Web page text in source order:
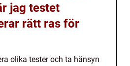
jag testet
rätt ras för
olika tester och ta hänsyn